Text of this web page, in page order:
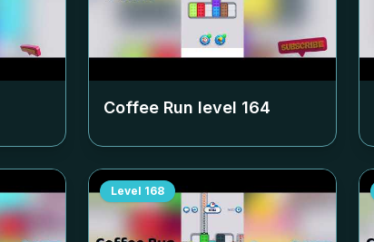
Coffee Run level 164
Level 168